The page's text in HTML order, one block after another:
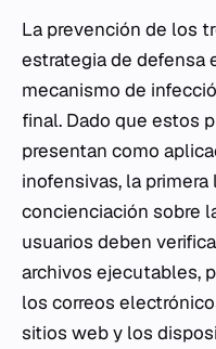
La prevención de los
estrategia de defensa
mecanismo de
final. Dado que estos
presentan como
inofensivas, la
concienciación sobre
usuarios deben
archivos ejecutables,
los correos
sitios web y los